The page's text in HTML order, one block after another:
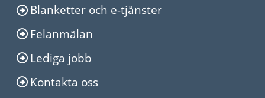
Blanketter och e-tjänster
Felanmälan
Lediga jobb
Kontakta oss